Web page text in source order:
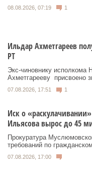
08.08.2026, 07:19 1
Ильдар Ахметгареев
РТ
Экс‑чиновнику
Ахметгарееву присвоено
07.08.2026, 17:51 1
Иск о
Ильясова вырос до 45
Прокуратура
требований по
07.08.2026, 17:00